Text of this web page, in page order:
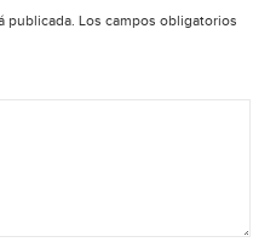
publicada. Los campos obligatorios